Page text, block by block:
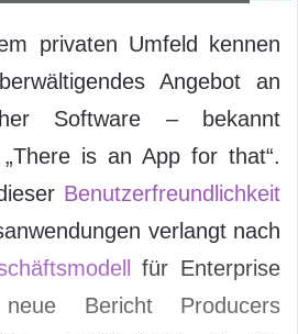
privaten Umfeld kennen
Angebot an
Software – bekannt
is an App for that“.
Benutzerfreundlichkeit
verlangt nach
für Enterprise
Bericht Producers